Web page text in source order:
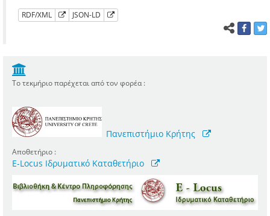
RDF/XML JSON-LD
Το τεκμήριο παρέχεται από τον φορέα :
Πανεπιστήμιο Κρήτης
Αποθετήριο :
E-Locus Ιδρυματικό Καταθετήριο